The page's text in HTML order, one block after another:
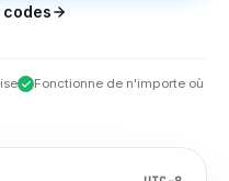
codes
Fonctionne de n'importe où